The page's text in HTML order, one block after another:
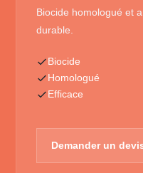
Biocide homologué et
durable.
Biocide
Homologué
Efficace
Demander un